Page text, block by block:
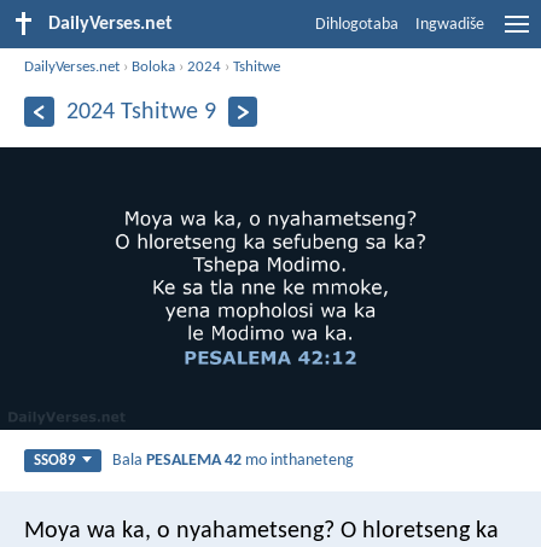
DailyVerses.net Dihlogotaba Ingwadiše
DailyVerses.net › Boloka ›2024 ›Tshitwe
2024 Tshitwe 9
SSO89 BalaPESALEMA 42 mo inthaneteng
Moya wa ka, o nyahametseng? O hloretseng ka